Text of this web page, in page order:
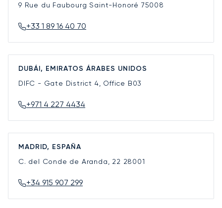
9 Rue du Faubourg Saint-Honoré 75008
+33 1 89 16 40 70
DUBÁI, EMIRATOS ÁRABES UNIDOS
DIFC - Gate District 4, Office B03
+971 4 227 4434
MADRID, ESPAÑA
C. del Conde de Aranda, 22 28001
+34 915 907 299